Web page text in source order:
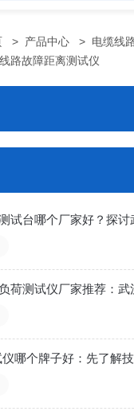
> 产品中心 > 电缆线
路故障距离测试仪